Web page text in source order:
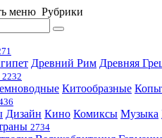
меню Рубрики
Древний Рим Древняя
2232
Китообразные
Дизайн Кино Комиксы Музыка
2734